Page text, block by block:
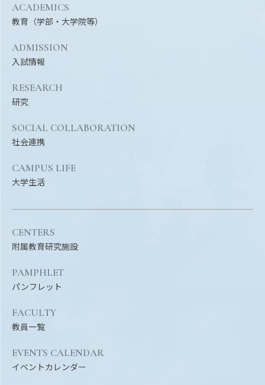
ACADEMICS
教育（学部・大学院等）
ADMISSION
入試情報
RESEARCH
研究
SOCIAL COLLABORATION
社会連携
CAMPUS LIFE
大学生活
CENTERS
附属教育研究施設
PAMPHLET
パンフレット
FACULTY
教員一覧
EVENTS CALENDAR
イベントカレンダー